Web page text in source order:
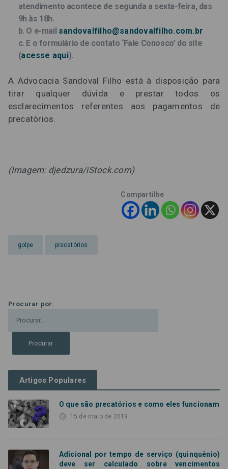
atendimento acontece de segunda a sexta-feira, das
9h às 18h.
b. O e-mail sandovalfilho@sandovalfilho.com.br
c. E o formulário de contato ‘Fale Conosco’ do site
(acesse aqui).
A Advocacia Sandoval Filho está à disposição para
tirar qualquer dúvida e prestar todos os
esclarecimentos referentes aos pagamentos de
precatórios.
(Imagem: djedzura/iStock.com)
Compartilhe
golpe precatórios
Procurar por:
Artigos Populares
O que são precatórios e como eles funcionam
access_time 15 de maio de 2019
Adicional por tempo de serviço (quinquênio)
deve ser calculado sobre vencimentos